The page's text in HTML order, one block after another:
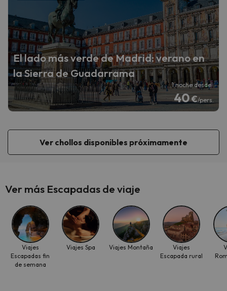
El lado más verde de Madrid: verano en
la Sierra de Guadarrama
1 noche desde
40€/pers.
Ver chollos disponibles próximamente
Ver más Escapadas de viaje
Viajes
Escapadas fin
de semana
Viajes Spa Viajes Montaña
Viajes
Escapada rural